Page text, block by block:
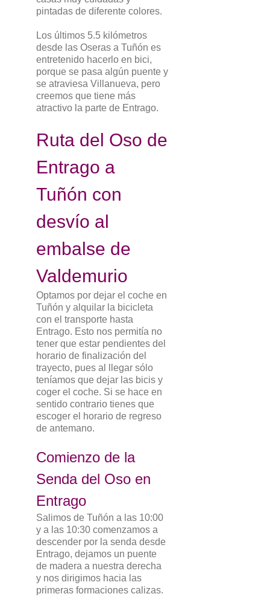
pintadas de diferente colores.
Los últimos 5.5 kilómetros
desde las Oseras a Tuñón es
entretenido hacerlo en bici,
porque se pasa algún puente y
se atraviesa Villanueva, pero
creemos que tiene más
atractivo la parte de Entrago.
Ruta del Oso de
Entrago a
Tuñón con
desvío al
embalse de
Valdemurio
Optamos por dejar el coche en
Tuñón y alquilar la bicicleta
con el transporte hasta
Entrago. Esto nos permitía no
tener que estar pendientes del
horario de finalización del
trayecto, pues al llegar sólo
teníamos que dejar las bicis y
coger el coche. Si se hace en
sentido contrario tienes que
escoger el horario de regreso
de antemano.
Comienzo de la
Senda del Oso en
Entrago
Salimos de Tuñón a las 10:00
y a las 10:30 comenzamos a
descender por la senda desde
Entrago, dejamos un puente
de madera a nuestra derecha
y nos dirigimos hacia las
primeras formaciones calizas.